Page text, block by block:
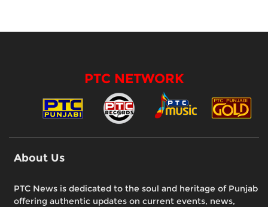
PTC NETWORK
About Us
PTC News is dedicated to the soul and heritage of Punjab
offering authentic updates on current events, news,